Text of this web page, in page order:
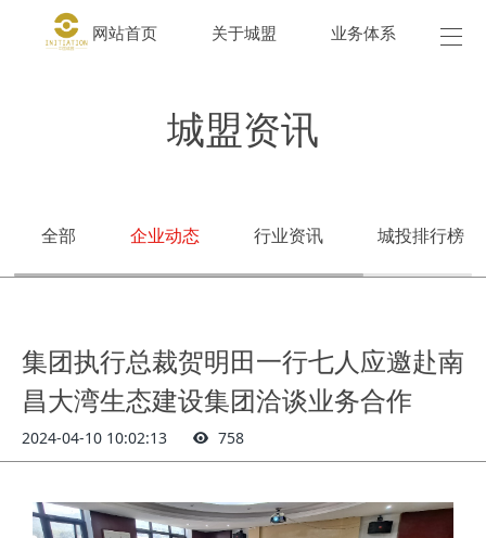
网站首页 关于城盟 业务体系 城
城盟资讯
全部 企业动态 行业资讯 城投排行榜
集团执行总裁贺明田一行七人应邀赴南
昌大湾生态建设集团洽谈业务合作
2024-04-10 10:02:13 758